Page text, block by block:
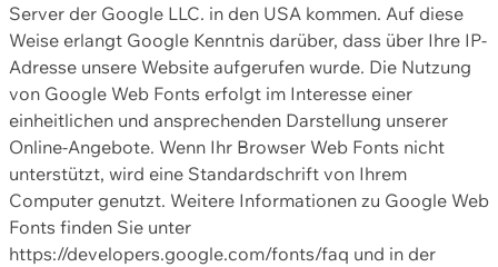
Server der Google LLC. in den USA kommen. Auf diese
Weise erlangt Google Kenntnis darüber, dass über Ihre IP-
Adresse unsere Website aufgerufen wurde. Die Nutzung
von Google Web Fonts erfolgt im Interesse einer
einheitlichen und ansprechenden Darstellung unserer
Online-Angebote. Wenn Ihr Browser Web Fonts nicht
unterstützt, wird eine Standardschrift von Ihrem
Computer genutzt. Weitere Informationen zu Google Web
Fonts finden Sie unter
https://developers.google.com/fonts/faq und in der